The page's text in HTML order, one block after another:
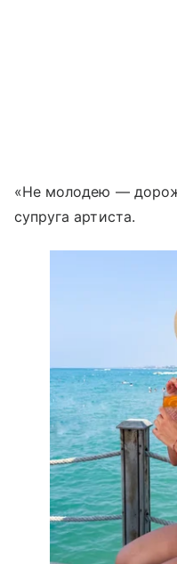
«Не молодею —
супруга артиста.